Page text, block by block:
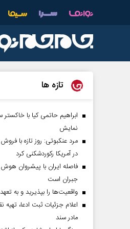
تازه ها
ابراهیم حاتمی کیا با
نمایش
در آمریکا رکوردشکنی کرد
فاصله ایران با پیشرو‌ان
جبران است
واقعیت‌ها را بپذیرید و به
مادر سند